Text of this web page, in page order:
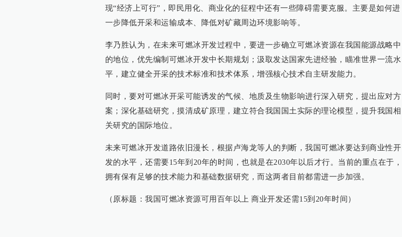
现“经济上可行”，即民用化、商业化的征程中还有一些障碍需要克服。主要是如何进
一步降低开采和运输成本、降低对矿藏周边环境影响等。
李乃胜认为，在未来可燃冰开发过程中，要进一步确立可燃冰资源在我国能源战略中
的地位，优先编制可燃冰开发中长期规划；汲取发达国家先进经验，瞄准世界一流水
平，建立健全开采的技术标准和技术体系，增强核心技术自主研发能力。
同时，要对可燃冰开采可能诱发的气候、地质及生物影响进行深入研究，提出应对方
案；深化基础研究，摸清成矿原理，建立符合我国国土实际的理论模型，提升我国相
关研究的国际地位。
未来可燃冰开发道路依旧漫长，根据卢海龙等人的判断，我国可燃冰要达到商业性开
发的水平，还需要15年到20年的时间，也就是在2030年以后才行。当前的重点在于，
拥有保有足够的技术能力和基础数据研究，而这两者目前都需进一步加强。
（原标题：我国可燃冰资源可用百年以上 商业开发还需15到20年时间）